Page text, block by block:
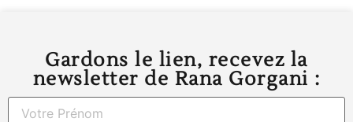
Gardons le lien, recevez la
newsletter de Rana Gorgani :